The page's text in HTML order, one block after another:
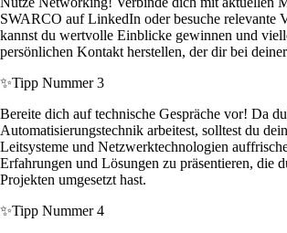
SWARCO auf LinkedIn oder besuche relevante
kannst du wertvolle Einblicke gewinnen und
persönlichen Kontakt herstellen, der dir bei
✨Tipp Nummer 3
Bereite dich auf technische Gespräche vor! Da
Automatisierungstechnik arbeitest, solltest du
Leitsysteme und Netzwerktechnologien
Erfahrungen und Lösungen zu präsentieren, die
Projekten umgesetzt hast.
✨Tipp Nummer 4